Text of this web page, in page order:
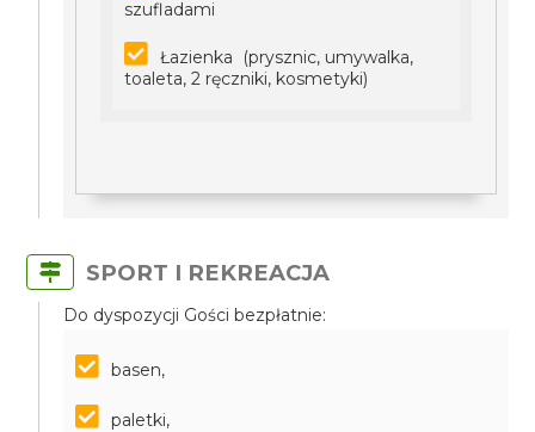
szufladami
Łazienka (prysznic, umywalka,
toaleta, 2 ręczniki, kosmetyki)
SPORT I REKREACJA
Do dyspozycji Gości bezpłatnie:
basen,
paletki,